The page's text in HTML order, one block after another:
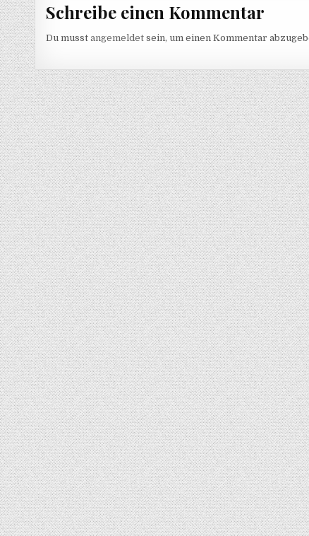
Schreibe einen Kommentar
Du musstangemeldet sein, um einen Kommentar